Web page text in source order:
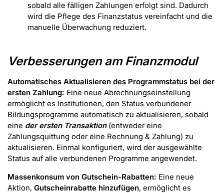
sobald alle fälligen Zahlungen erfolgt sind. Dadurch
wird die Pflege des Finanzstatus vereinfacht und die
manuelle Überwachung reduziert.
Verbesserungen am Finanzmodul
Automatisches Aktualisieren des Programmstatus bei der
ersten Zahlung: Eine neue Abrechnungseinstellung
ermöglicht es Institutionen, den Status verbundener
Bildungsprogramme automatisch zu aktualisieren, sobald
eine der ersten Transaktion(entweder eine
Zahlungsquittung oder eine Rechnung & Zahlung) zu
aktualisieren. Einmal konfiguriert, wird der ausgewählte
Status auf alle verbundenen Programme angewendet.
Massenkonsum von Gutschein-Rabatten: Eine neue
Aktion, Gutscheinrabatte hinzufügen, ermöglicht es